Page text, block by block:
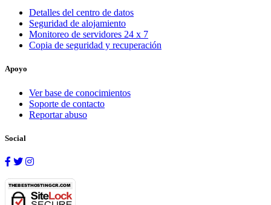
Detalles del centro de datos
Seguridad de alojamiento
Monitoreo de servidores 24 x 7
Copia de seguridad y recuperación
Apoyo
Ver base de conocimientos
Soporte de contacto
Reportar abuso
Social